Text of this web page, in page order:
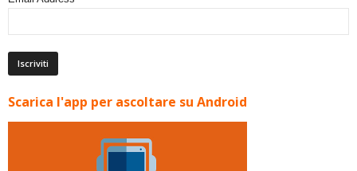
Scarica l'app per ascoltare su Android